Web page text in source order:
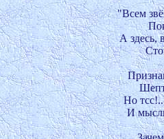
"Всем
А здесь,
Но
И